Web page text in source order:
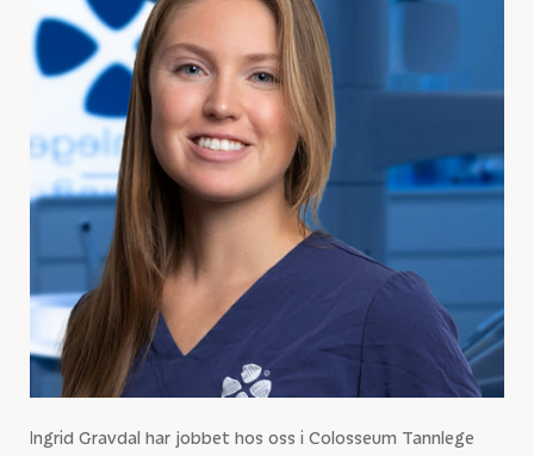
Ingrid Gravdal har jobbet hos oss i Colosseum Tannlege